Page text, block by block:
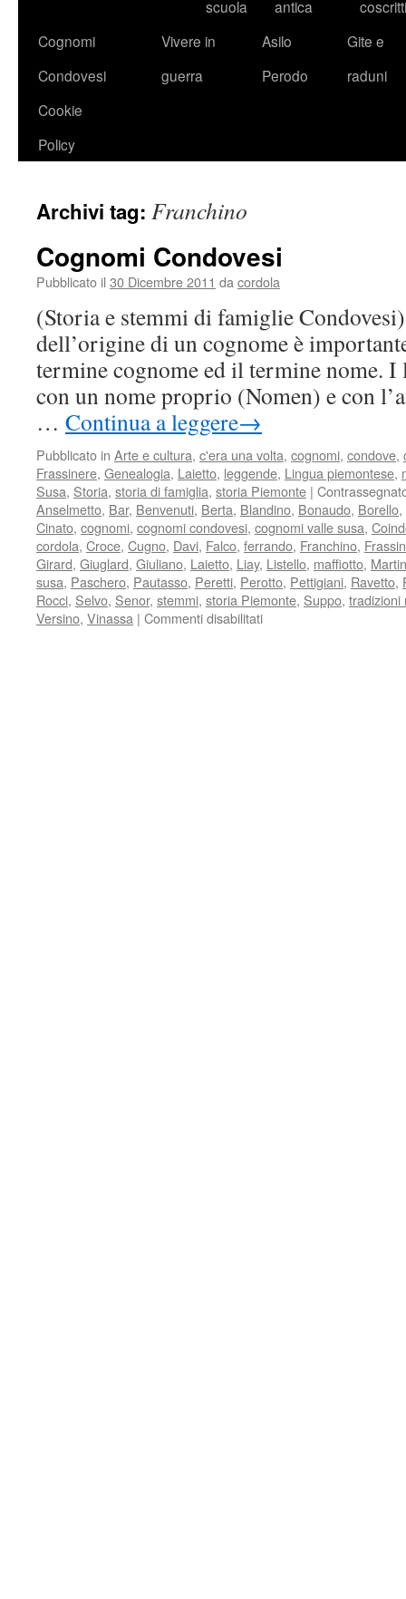
scuola
antica
coscritti
Cognomi
Condovesi
Vivere in
guerra
Asilo
Perodo
Gite e
raduni
Cookie
Policy
Archivi tag: Franchino
Cognomi Condovesi
Pubblicato il 30 Dicembre 2011 da cordola
(Storia e stemmi di famiglie
dell’origine di un cognome è
termine cognome ed il termine nome.
con un nome proprio (Nomen) e con
… Continua a leggere→
Pubblicato in Arte e cultura, c'era una volta, cognomi, condove,
Frassinere, Genealogia, Laietto, leggende, Lingua piemontese,
Susa, Storia, storia di famiglia, storia Piemonte |
Anselmetto, Bar, Benvenuti, Berta, Blandino, Bonaudo, Borello,
Cinato, cognomi, cognomi condovesi, cognomi valle susa,
cordola, Croce, Cugno, Davi, Falco, ferrando, Franchino,
Girard, Giuglard, Giuliano, Laietto, Liay, Listello, maffiotto, Martin
susa, Paschero, Pautasso, Peretti, Perotto, Pettigiani, Ravetto,
Rocci, Selvo, Senor, stemmi, storia Piemonte, Suppo, tradizioni
Versino, Vinassa | Commenti disabilitatisu